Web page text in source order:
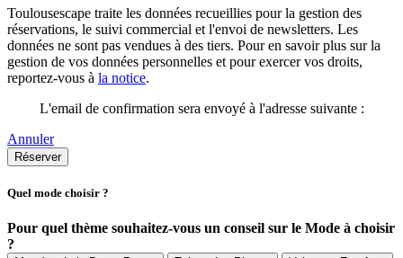
Toulousescape traite les données recueillies pour la gestion des
réservations, le suivi commercial et l'envoi de newsletters. Les
données ne sont pas vendues à des tiers. Pour en savoir plus sur la
gestion de vos données personnelles et pour exercer vos droits,
reportez-vous à la notice.
L'email de confirmation sera envoyé à l'adresse suivante :
Annuler
Réserver
Quel mode choisir ?
Pour quel thème souhaitez-vous un conseil sur le Mode à choisir
?